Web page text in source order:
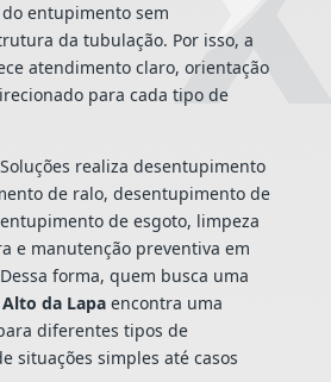
entupimento sem
da tubulação. Por isso, a
atendimento claro, orientação
para cada tipo de
realiza desentupimento
de ralo, desentupimento de
de esgoto, limpeza
e manutenção preventiva em
forma, quem busca uma
da Lapaencontra uma
diferentes tipos de
situações simples até casos